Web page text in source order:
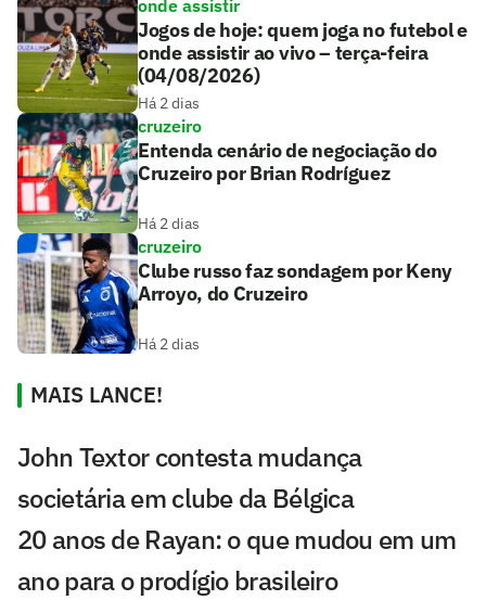
onde assistir
Jogos de hoje: quem joga no futebol e
onde assistir ao vivo – terça-feira
(04/08/2026)
Há 2 dias
cruzeiro
Entenda cenário de negociação do
Cruzeiro por Brian Rodríguez
Há 2 dias
cruzeiro
Clube russo faz sondagem por Keny
Arroyo, do Cruzeiro
Há 2 dias
MAIS LANCE!
John Textor contesta mudança
societária em clube da Bélgica
20 anos de Rayan: o que mudou em um
ano para o prodígio brasileiro